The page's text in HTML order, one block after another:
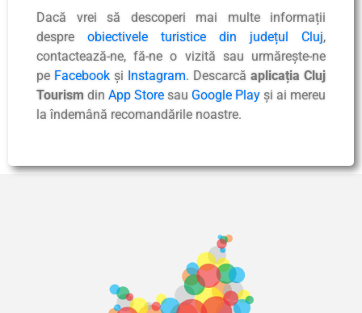
Dacă vrei să descoperi mai multe informații
despre obiectivele turistice din județul Cluj,
contactează-ne, fă-ne o vizită sau urmărește-ne
pe Facebook și Instagram. Descarcă aplicația Cluj
Tourism din App Store sau Google Play și ai mereu
la îndemână recomandările noastre.